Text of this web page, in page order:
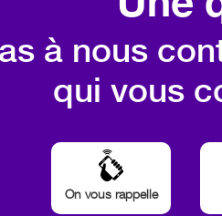
à nous
qui vous
On vous rappelle